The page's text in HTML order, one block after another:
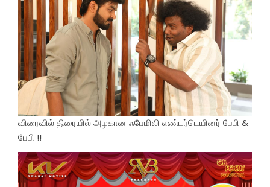
விரைவில் திரையில் அழகான ஃபேமிலி எண்டர்டெயினர் பேபி &
பேபி !!